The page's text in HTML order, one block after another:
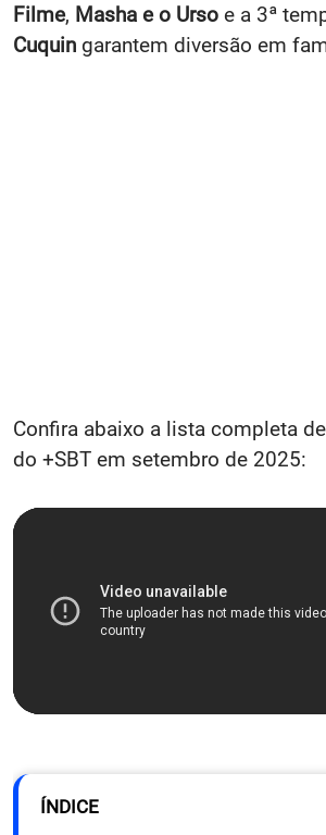
Filme, Masha e o Urso e a 3ª
Cuquin garantem diversão em
Confira abaixo a lista completa
do +SBT em setembro de 2025:
ÍNDICE